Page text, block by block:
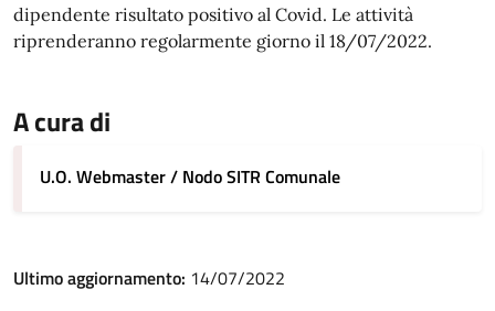
dipendente risultato positivo al Covid. Le attività
riprenderanno regolarmente giorno il 18/07/2022.
A cura di
U.O. Webmaster / Nodo SITR Comunale
Ultimo aggiornamento: 14/07/2022